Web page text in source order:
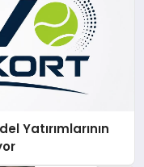
Yatırımlarının